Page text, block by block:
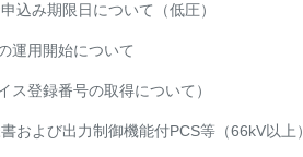
込み期限日について（低圧）
運用開始について
ス登録番号の取得について）
および出力制御機能付PCS等（66kV以上